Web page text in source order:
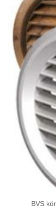
BVS